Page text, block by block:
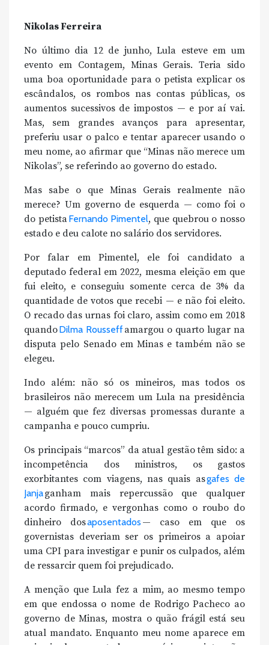
Nikolas Ferreira
No último dia 12 de junho, Lula esteve em um
evento em Contagem, Minas Gerais. Teria sido
uma boa oportunidade para o petista explicar os
escândalos, os rombos nas contas públicas, os
aumentos sucessivos de impostos — e por aí vai.
Mas, sem grandes avanços para apresentar,
preferiu usar o palco e tentar aparecer usando o
meu nome, ao afirmar que “Minas não merece um
Nikolas”, se referindo ao governo do estado.
Mas sabe o que Minas Gerais realmente não
merece? Um governo de esquerda — como foi o
do petistaFernando Pimentel, que quebrou o nosso
estado e deu calote no salário dos servidores.
Por falar em Pimentel, ele foi candidato a
deputado federal em 2022, mesma eleição em que
fui eleito, e conseguiu somente cerca de 3% da
quantidade de votos que recebi — e não foi eleito.
O recado das urnas foi claro, assim como em 2018
quandoDilma Rousseffamargou o quarto lugar na
disputa pelo Senado em Minas e também não se
elegeu.
Indo além: não só os mineiros, mas todos os
brasileiros não merecem um Lula na presidência
— alguém que fez diversas promessas durante a
campanha e pouco cumpriu.
Os principais “marcos” da atual gestão têm sido: a
incompetência dos ministros, os gastos
exorbitantes com viagens, nas quais asgafes de
Janjaganham mais repercussão que qualquer
acordo firmado, e vergonhas como o roubo do
dinheiro dosaposentados — caso em que os
governistas deveriam ser os primeiros a apoiar
uma CPI para investigar e punir os culpados, além
de ressarcir quem foi prejudicado.
A menção que Lula fez a mim, ao mesmo tempo
em que endossa o nome de Rodrigo Pacheco ao
governo de Minas, mostra o quão frágil está seu
atual mandato. Enquanto meu nome aparece em